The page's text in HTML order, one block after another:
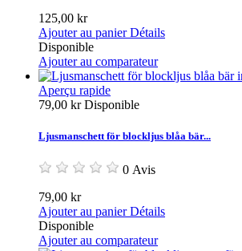
125,00 kr
Ajouter au panier Détails
Disponible
Ajouter au comparateur
Aperçu rapide
79,00 krDisponible
Ljusmanschett för blockljus blåa bär...
0 Avis
79,00 kr
Ajouter au panier Détails
Disponible
Ajouter au comparateur